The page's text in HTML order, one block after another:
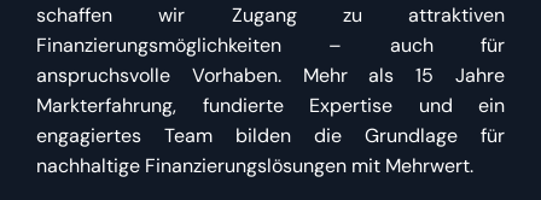
schaffen wir Zugang zu attraktiven
Finanzierungsmöglichkeiten – auch für
anspruchsvolle Vorhaben. Mehr als 15 Jahre
Markterfahrung, fundierte Expertise und ein
engagiertes Team bilden die Grundlage für
nachhaltige Finanzierungslösungen mit Mehrwert.